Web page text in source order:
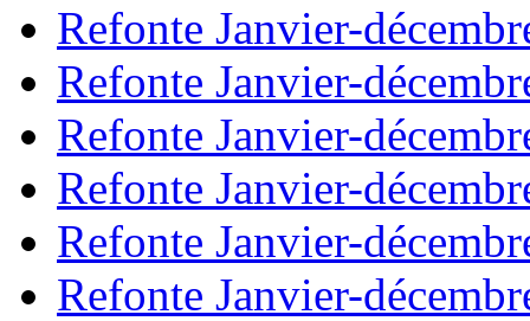
Refonte Janvier-
Refonte Janvier-
Refonte Janvier-
Refonte Janvier-
Refonte Janvier-
Refonte Janvier-